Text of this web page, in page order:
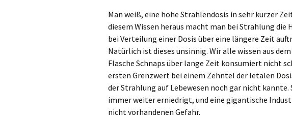
Man weiß, eine hohe Strahlendosis in sehr kurzer
diesem Wissen heraus macht man bei Strahlung die
bei Verteilung einer Dosis über eine längere Zeit
Natürlich ist dieses unsinnig. Wir alle wissen aus
Flasche Schnaps über lange Zeit konsumiert nicht
ersten Grenzwert bei einem Zehntel der letalen
der Strahlung auf Lebewesen noch gar nicht
immer weiter erniedrigt, und eine gigantische
nicht vorhandenen Gefahr.